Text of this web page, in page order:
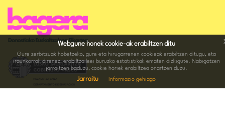
Webgune honek cookie-ak erabiltzen ditu
Gure zerbitzuak hobetzeko, gure eta hirugarrenen cookieak erabiltzen ditugu, eta
iraunkorrak direnez, erabiltzaileei buruzko estatistikak ematen dizkigute. Nabigatzen
jarraitzen baduzu, cookie horiek erabiltzea onartzen duzu.
Jarraitu Informazio gehiago